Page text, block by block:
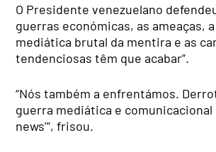
O Presidente venezuelano
guerras económicas, as ameaças,
mediática brutal da mentira e as
tendenciosas têm que acabar”.
“Nós também a enfrentámos.
guerra mediática e comunicacional
news’”, frisou.